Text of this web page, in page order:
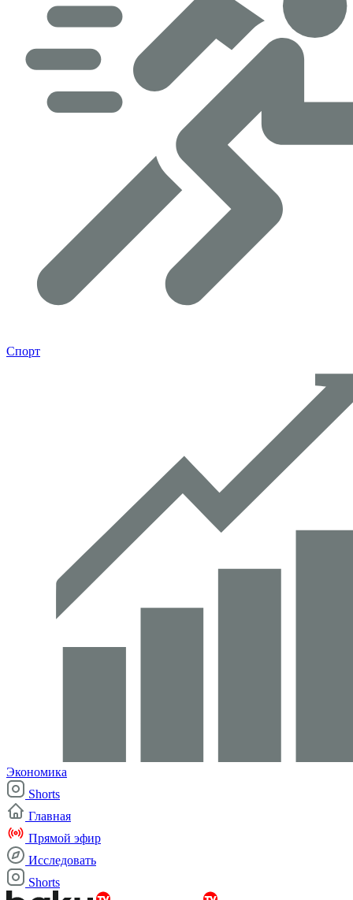
Спорт
Экономика
Shorts
Главная
Прямой эфир
Исследовать
Shorts